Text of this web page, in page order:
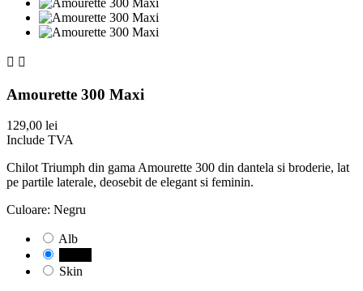
 
Amourette 300 Maxi
129,00 lei
Include TVA
Chilot Triumph din gama Amourette 300 din dantela si broderie, lat
pe partile laterale, deosebit de elegant si feminin.
Culoare: Negru
Alb
Skin